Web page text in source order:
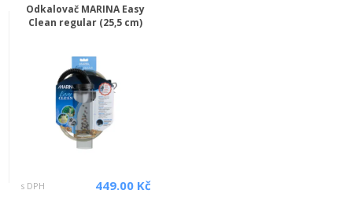
Odkalovač MARINA Easy
Clean regular (25,5 cm)
s DPH 449.00 Kč